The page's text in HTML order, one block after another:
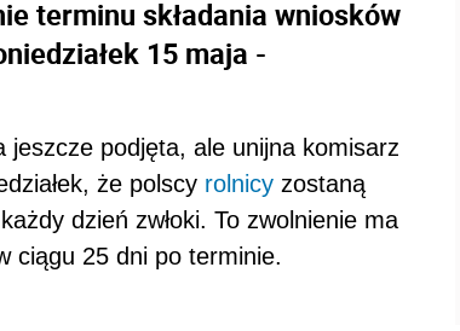
terminu składania wniosków
15 maja -
jeszcze podjęta, ale unijna komisarz
że polscy rolnicy zostaną
dzień zwłoki. To zwolnienie ma
ciągu 25 dni po terminie.